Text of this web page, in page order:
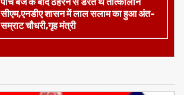
सीएम,एनडीए शासन में लाल सलाम का हुआ अंत-
सम्राट चौधरी,गृह मंत्री